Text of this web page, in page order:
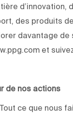
des produits
davantage
et
de nos actions
ce que nous